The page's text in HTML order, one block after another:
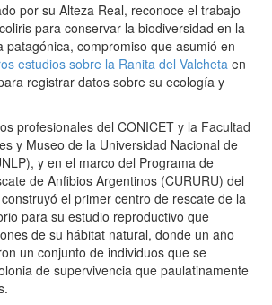
por su Alteza Real, reconoce el trabajo
para conservar la biodiversidad en la
patagónica, compromiso que asumió en
estudios sobre la Ranita del Valcheta en
registrar datos sobre su ecología y
profesionales del CONICET y la Facultad
y Museo de la Universidad Nacional de
y en el marco del Programa de
de Anfibios Argentinos (CURURU) del
el primer centro de rescate de la
para su estudio reproductivo que
de su hábitat natural, donde un año
un conjunto de individuos que se
de supervivencia que paulatinamente